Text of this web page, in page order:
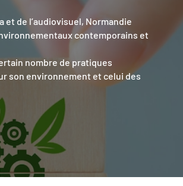
et de l’audiovisuel, Normandie
contemporains et
nombre de pratiques
son environnement et celui des